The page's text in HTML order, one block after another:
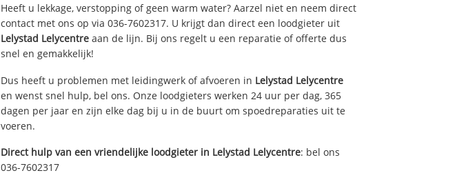
Heeft u lekkage, verstopping of geen warm water? Aarzel niet en neem direct
contact met ons op via 036-7602317. U krijgt dan direct een loodgieter uit
Lelystad Lelycentre aan de lijn. Bij ons regelt u een reparatie of offerte dus
snel en gemakkelijk!
Dus heeft u problemen met leidingwerk of afvoeren in Lelystad Lelycentre
en wenst snel hulp, bel ons. Onze loodgieters werken 24 uur per dag, 365
dagen per jaar en zijn elke dag bij u in de buurt om spoedreparaties uit te
voeren.
Direct hulp van een vriendelijke loodgieter in Lelystad Lelycentre: bel ons
036-7602317